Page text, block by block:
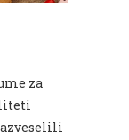
za